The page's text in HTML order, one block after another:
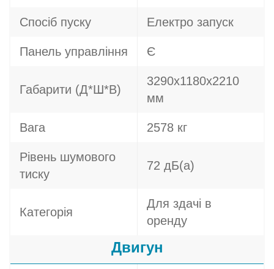
Спосіб пуску Електро запуск
Панель управління Є
Габарити (Д*Ш*В)
3290х1180х2210
мм
Вага 2578 кг
Рівень шумового
тиску
72 дБ(а)
Категорія
Для здачі в
оренду
Двигун